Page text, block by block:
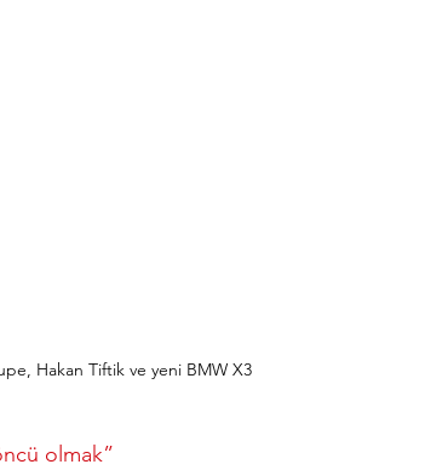
Hakan Tiftik ve yeni BMW X3
olmak”